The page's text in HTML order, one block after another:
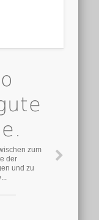
zum
der
und zu